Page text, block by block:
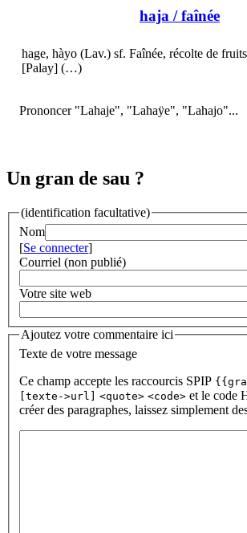
haja / faînée
hage, hàyo (Lav.) sf. Faînée, récolte de
[Palay] (…)
Prononcer "Lahaje", "Lahaÿe", "Lahajo"...
Un gran de sau ?
(identification facultative)
Nom
[Se connecter]
Courriel (non publié)
Votre site web
Ajoutez votre commentaire ici
Texte de votre message
Ce champ accepte les raccourcis SPIP
[texte->url] <quote> <code> et le code
créer des paragraphes, laissez simplement